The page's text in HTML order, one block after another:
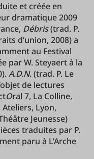
et créée en
dramatique 2009
Débris(trad. P.
d’union, 2008) a
au Festival
par W. Steyaert à la
A.D.N. (trad. P. Le
de lectures
Oral 7, La Colline,
Lyon,
Jeunesse)
traduites par P.
paru à L’Arche